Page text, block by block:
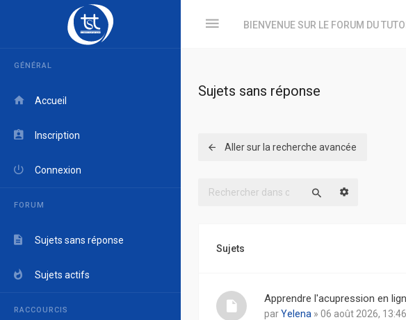
BIENVENUE SUR LE FORUM DU
GÉNÉRAL
Accueil
Inscription
Connexion
FORUM
Sujets sans réponse
Sujets actifs
RACCOURCIS
Sujets sans réponse
Aller sur la recherche avancée
Recherche
Sujets
Apprendre l'acupression en
parYelena » 06 août 2026,